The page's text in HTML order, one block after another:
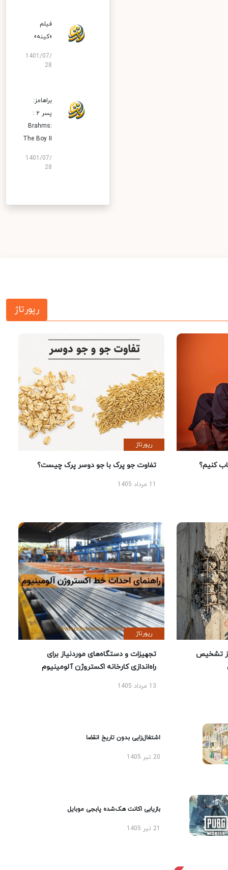
فیلم
«کینه»
1401/07/
28
براهامز:
پسر ۲ :
Brahms:
The Boy II
1401/07/
28
رپورتاژ
کنیم؟
رپورتاژ
تفاوت جو پرک با جو دوسر پرک چیست؟
تشخیص
رپورتاژ
تجهیزات و دستگاه‌های موردنیاز برای
راه‌اندازی کارخانه اکستروژن آلومینیوم
13 مرداد 1405
اشتغال‌زایی بدون تاریخ انقضا
20 تیر 1405
بازیابی اکانت هک‌شده پابجی موبایل